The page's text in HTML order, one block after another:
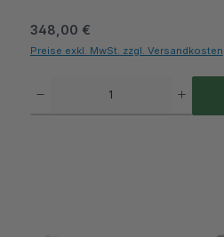
Metav IndustryLine
Regulärer Preis:
348,00 €
Preise exkl. MwSt. zzgl. Versandkosten